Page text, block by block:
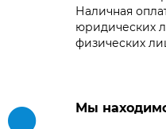
Наличная
юридических
физических
Мы